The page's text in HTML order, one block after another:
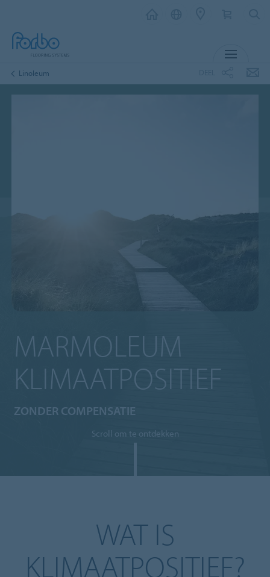
Linoleum
MARMOLEUM
KLIMAATPOSITIEF
ZONDER COMPENSATIE
Scroll om te ontdekken
WAT IS
KLIMAATPOSITIEF?